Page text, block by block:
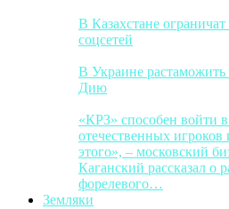
В Казахстане
соцсетей
В Украине растаможить
Дию
«КРЗ» способен войти
отечественных
этого», – московский
Каганский рассказал о
форелевого…
Земляки